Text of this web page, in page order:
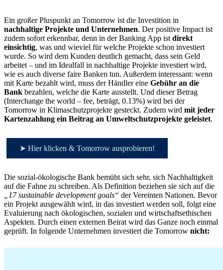
Ein großer Pluspunkt an Tomorrow ist die Investition in
nachhaltige Projekte und Unternehmen. Der positive Impact ist
zudem sofort erkennbar, denn in der Banking App ist direkt
einsichtig, was und wieviel für welche Projekte schon investiert
wurde. So wird dem Kunden deutlich gemacht, dass sein Geld
arbeitet – und im Idealfall in nachhaltige Projekte investiert wird,
wie es auch diverse faire Banken tun. Außerdem interessant: wenn
mit Karte bezahlt wird, muss der Händler eine Gebühr an die
Bank bezahlen, welche die Karte ausstellt. Und dieser Betrag
(Interchange the world – fee, beträgt, 0.13%) wird bei der
Tomorrow in Klimaschutzprojekte gesteckt. Zudem wird mit jeder
Kartenzahlung ein Beitrag an Umweltschutzprojekte geleistet.
➤ Hier klicken & Tomorrow ausprobieren!
Die sozial-ökologische Bank bemüht sich sehr, sich Nachhaltigkeit
auf die Fahne zu schreiben. Als Definition beziehen sie sich auf die
„17 sustainable development goals“ der Vereinten Nationen. Bevor
ein Projekt ausgewählt wird, in das investiert werden soll, folgt eine
Evaluierung nach ökologischen, sozialen und wirtschaftsethischen
Aspekten. Durch einen externen Beirat wird das Ganze noch einmal
geprüft. In folgende Unternehmen investiert die Tomorrow nicht: